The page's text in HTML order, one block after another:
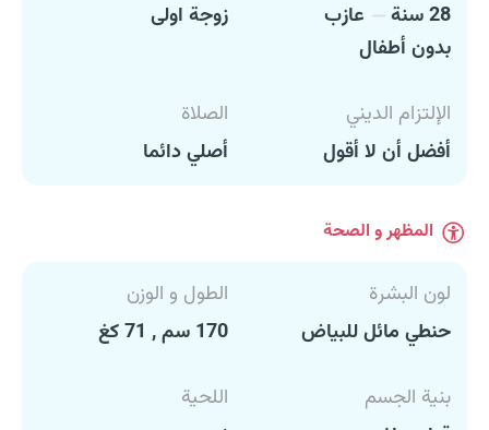
28 سنة
عازب
بدون أطفال
زوجة اولى
الإلتزام الديني
أفضل أن لا أقول
الصلاة
أصلي دائما
المظهر و الصحة
لون البشرة
حنطي مائل للبياض
الطول و الوزن
170 سم , 71 كغ
بنية الجسم
اللحية